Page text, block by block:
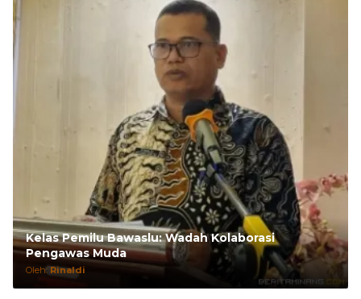
Kelas Pemilu Bawaslu: Wadah Kolaborasi
Pengawas Muda
Oleh:Rinaldi